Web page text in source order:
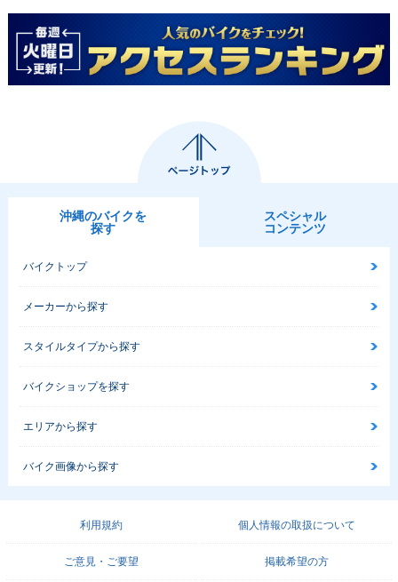
沖縄のバイクを
探す
スペシャル
コンテンツ
バイクトップ
メーカーから探す
スタイルタイプから探す
バイクショップを探す
エリアから探す
バイク画像から探す
利用規約 個人情報の取扱について
ご意見・ご要望 掲載希望の方